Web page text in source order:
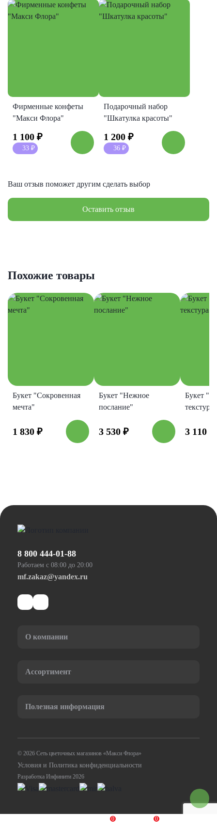
Фирменные конфеты
"Макси Флора"
1 100 ₽
33 ₽
Подарочный набор
"Шкатулка красоты"
1 200 ₽
36 ₽
Ваш отзыв поможет другим сделать выбор
Оставить отзыв
Похожие товары
Букет "Сокровенная
мечта"
1 830 ₽
Букет "Нежное
послание"
3 530 ₽
Букет
текстура"
3 110
8 800 444-01-88
Работаем с 08:00 до 20:00
mf.zakaz@yandex.ru
О компании
Ассортимент
Полезная информация
© 2026 Сеть цветочных магазинов «Макси Флора»
Условия и Политика конфиденциальности
Разработка Инфинити 2026
0 0